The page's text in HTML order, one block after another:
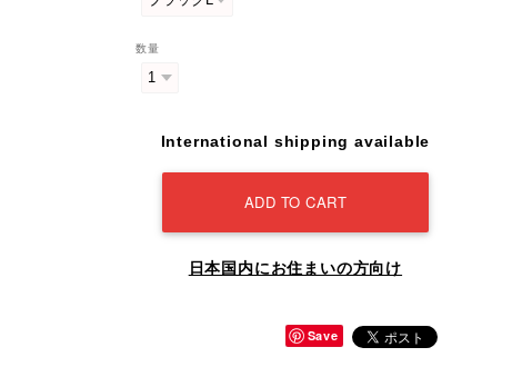
数量
International shipping available
ADD TO CART
日本国内にお住まいの方向け
Save